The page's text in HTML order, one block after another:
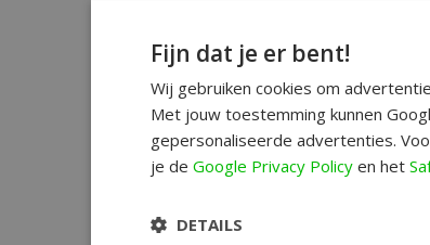
Fijn dat je er bent!
Wij gebruiken cookies om
Met jouw toestemming kunnen
gepersonaliseerde advertenties.
je de Google Privacy Policy en het
DETAILS